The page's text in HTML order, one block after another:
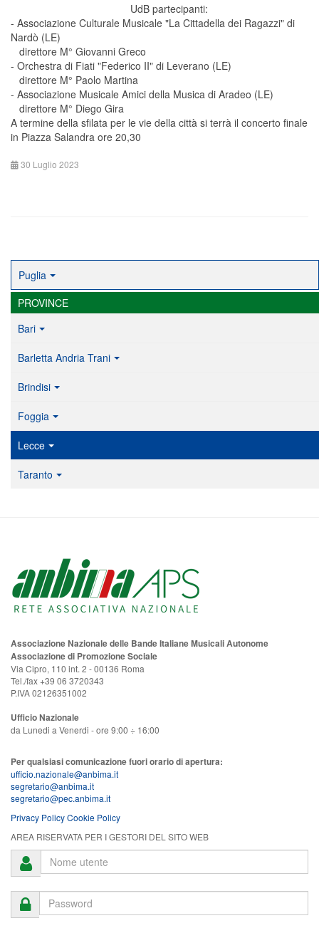
UdB partecipanti:
- Associazione Culturale Musicale "La Cittadella dei Ragazzi" di
Nardò (LE)
direttore M° Giovanni Greco
- Orchestra di Fiati "Federico II" di Leverano (LE)
direttore M° Paolo Martina
- Associazione Musicale Amici della Musica di Aradeo (LE)
direttore M° Diego Gira
A termine della sfilata per le vie della città si terrà il concerto finale
in Piazza Salandra ore 20,30
30 Luglio 2023
Puglia
PROVINCE
Bari
Barletta Andria Trani
Brindisi
Foggia
Lecce
Taranto
Associazione Nazionale delle Bande Italiane Musicali Autonome
Associazione di Promozione Sociale
Via Cipro, 110 int. 2 - 00136 Roma
Tel./fax +39 06 3720343
P.IVA 02126351002
Ufficio Nazionale
da Lunedi a Venerdi - ore 9:00 ÷ 16:00
Per qualsiasi comunicazione fuori orario di apertura:
ufficio.nazionale@anbima.it
segretario@anbima.it
segretario@pec.anbima.it
Privacy PolicyCookie Policy
AREA RISERVATA PER I GESTORI DEL SITO WEB